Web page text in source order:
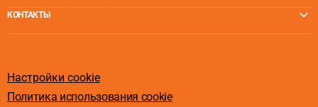
КОНТАКТЫ
Настройки cookie
Политика использования cookie